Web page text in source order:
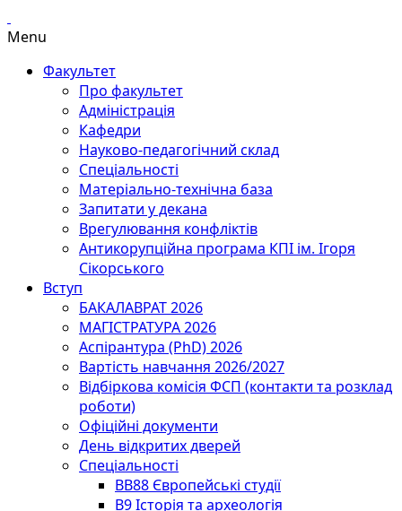
Menu
Факультет
Про факультет
Адміністрація
Кафедри
Науково-педагогічний склад
Спеціальності
Матеріально-технічна база
Запитати у декана
Врегулювання конфліктів
Антикорупційна програма КПІ ім. Ігоря
Сікорського
Вступ
БАКАЛАВРАТ 2026
МАГІСТРАТУРА 2026
Аспірантура (PhD) 2026
Вартість навчання 2026/2027
Відбіркова комісія ФСП (контакти та розклад
роботи)
Офіційні документи
День відкритих дверей
Спеціальності
BВ88 Європейські студії
B9 Історія та археологія